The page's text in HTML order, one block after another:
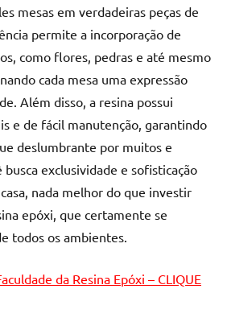
mesas em verdadeiras peças de
permite a incorporação de
como flores, pedras e até mesmo
cada mesa uma expressão
Além disso, a resina possui
e de fácil manutenção, garantindo
deslumbrante por muitos e
busca exclusividade e sofisticação
nada melhor do que investir
epóxi, que certamente se
todos os ambientes.
da Resina Epóxi – CLIQUE